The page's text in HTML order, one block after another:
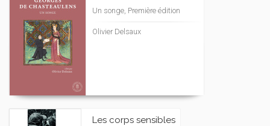
Un songe, Première édition
Olivier Delsaux
Les corps sensibles